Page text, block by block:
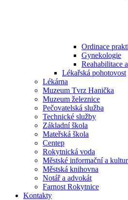
Ordinace
Gynekologie
Reahabilitace
Lékařská pohotovost
Lékárna
Muzeum Tvrz Hanička
Muzeum železnice
Pečovatelská služba
Technické služby
Základní škola
Mateřská škola
Centep
Rokytnická voda
Městské informační a
Městská knihovna
Notář a advokát
Farnost Rokytnice
Kontakty